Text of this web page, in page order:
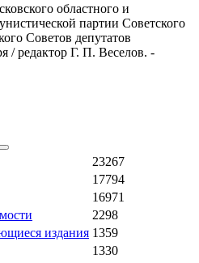
областного и
партии Советского
Советов депутатов
/ редактор Г. П. Веселов. -
23267
17794
16971
2298
издания 1359
1330